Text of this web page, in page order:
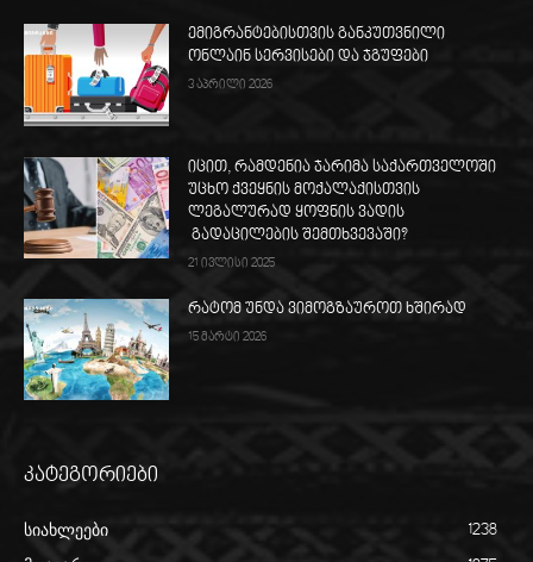
ემიგრანტებისთვის განკუთვნილი
ონლაინ სერვისები და ჯგუფები
3 აპრილი 2026
იცით, რამდენია ჯარიმა საქართველოში
უცხო ქვეყნის მოქალაქისთვის
ლეგალურად ყოფნის ვადის
გადაცილების შემთხვევაში?
21 ივლისი 2025
რატომ უნდა ვიმოგზაუროთ ხშირად
15 მარტი 2026
კატეგორიები
სიახლეები 1238